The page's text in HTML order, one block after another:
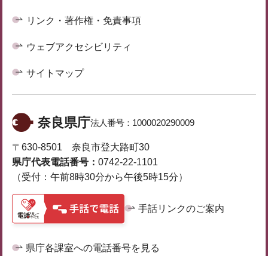
リンク・著作権・免責事項
ウェブアクセシビリティ
サイトマップ
奈良県庁法人番号： 1000020290009
〒630-8501 奈良市登大路町30
県庁代表電話番号： 0742-22-1101
（受付：午前8時30分から午後5時15分）
手話リンクのご案内
県庁各課室への電話番号を見る